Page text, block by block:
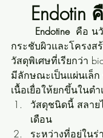
Endotin
Endotine
คือ
กระชับผิวและโครงส
วัสดุพิเศษที่เรียกว่า
มีลักษณะเป็นแผ่นเล็ก
เนื้อเยื่อให้ยกขึ้นในต
วัสดุชนิดนี้ สลาย
เดือน
ระหว่างที่อยู่ในร่